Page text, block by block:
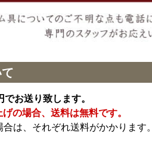
お送り致します。
の場合、送料は無料です。
は、それぞれ送料がかかります。